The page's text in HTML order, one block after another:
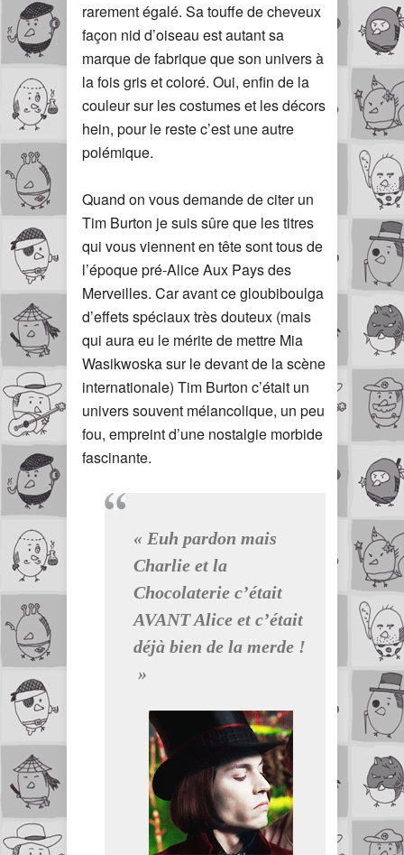
rarement égalé. Sa touffe de cheveux
façon nid d’oiseau est autant sa
marque de fabrique que son univers à
la fois gris et coloré. Oui, enfin de la
couleur sur les costumes et les décors
hein, pour le reste c’est une autre
polémique.
Quand on vous demande de citer un
Tim Burton je suis sûre que les titres
qui vous viennent en tête sont tous de
l’époque pré-Alice Aux Pays des
Merveilles. Car avant ce gloubiboulga
d’effets spéciaux très douteux (mais
qui aura eu le mérite de mettre Mia
Wasikwoska sur le devant de la scène
internationale) Tim Burton c’était un
univers souvent mélancolique, un peu
fou, empreint d’une nostalgie morbide
fascinante.
« Euh pardon mais
Charlie et la
Chocolaterie c’était
AVANT Alice et c’était
déjà bien de la merde !
»